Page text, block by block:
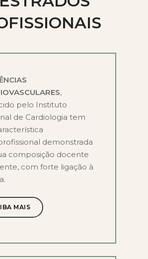
,
pelo Instituto
de Cardiologia tem
demonstrada
composição docente
com forte ligação à
MAIS